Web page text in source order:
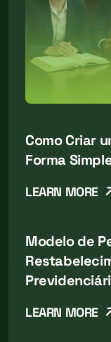
Como Criar
Forma
LEARN MORE
Modelo de
LEARN MORE